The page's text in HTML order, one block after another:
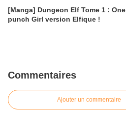
[Manga] Dungeon Elf Tome 1 : One
punch Girl version Elfique !
Commentaires
Ajouter un commentaire